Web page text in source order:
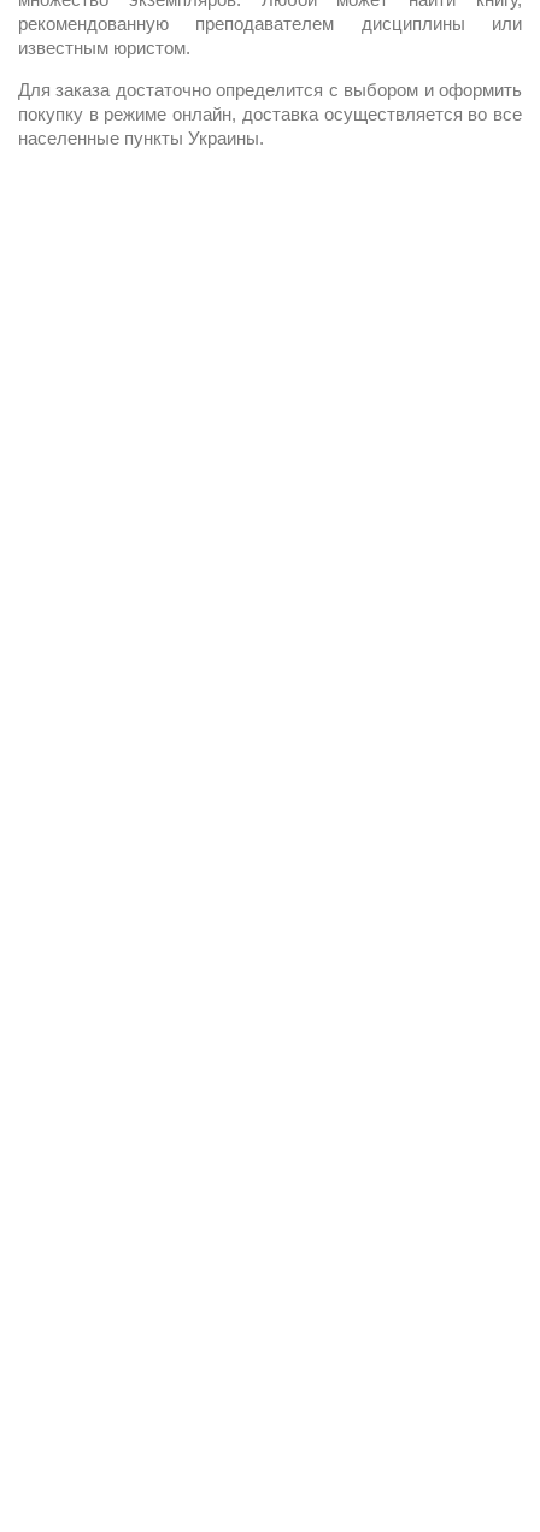
рекомендованную преподавателем дисциплины или
известным юристом.
Для заказа достаточно определится с выбором и оформить
покупку в режиме онлайн, доставка осуществляется во все
населенные пункты Украины.